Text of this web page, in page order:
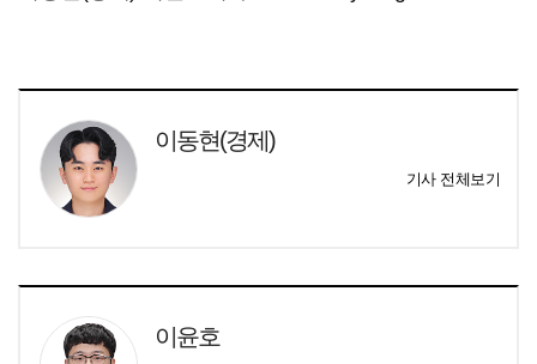
이동현(경제)
기사 전체보기
이윤호